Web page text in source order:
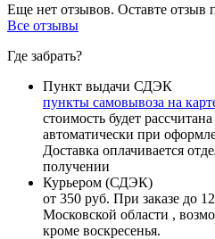
Еще нет отзывов. Оставте отзыв
Все отзывы
Где забрать?
Пункт выдачи СДЭК
пункты самовывоза на
стоимость будет
автоматически при
Доставка оплачивается
получении
Курьером (СДЭК)
от 350 руб. При заказе до
Московской области ,
кроме воскресенья.